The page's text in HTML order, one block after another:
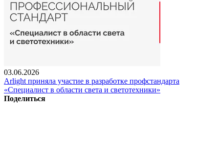
03.06.2026
Arlight приняла участие в разработке профстандарта
«Специалист в области света и светотехники»
Поделиться